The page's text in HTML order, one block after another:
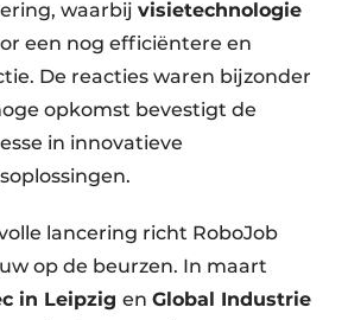
waarbij visietechnologie
een nog efficiëntere en
De reacties waren bijzonder
opkomst bevestigt de
in innovatieve
lancering richt RoboJob
op de beurzen. In maart
in Leipzig en Global Industrie